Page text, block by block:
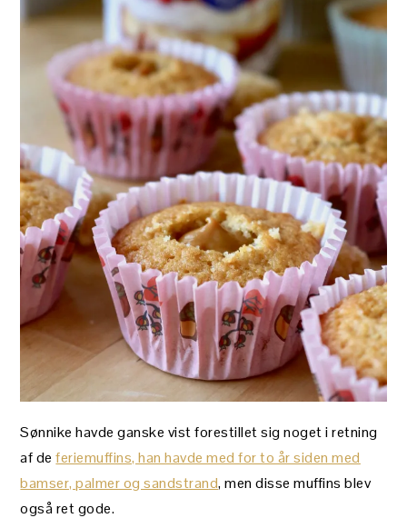
Sønnike havde ganske vist forestillet sig noget i retning
af deferiemuffins, han havde med for to år siden med
bamser, palmer og sandstrand, men disse muffins blev
også ret gode.